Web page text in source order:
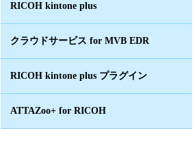
RICOH kintone plus
クラウドサービス for MVB EDR
RICOH kintone plus プラグイン
ATTAZoo+ for RICOH